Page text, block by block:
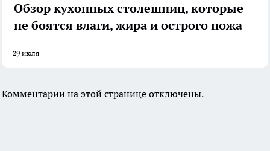
Обзор кухонных столешниц, которые
не боятся влаги, жира и острого ножа
29 июля
Комментарии на этой странице отключены.